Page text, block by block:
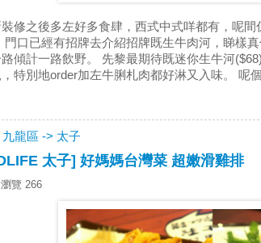
修之後多左好多食肆，西式中式咩都有，呢
門口已經有招牌去介紹招牌既生牛肉河，睇樣
傾計一路飲野。 先黎最期待既迷你生牛河
特別地order加左牛脷札肉都好淋又入味。 呢
九龍區 -> 太子
太子] 好媽媽台灣菜 超嫩滑雞排
瀏覽 266